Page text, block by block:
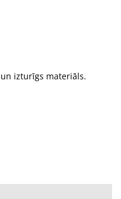
izturīgs materiāls.